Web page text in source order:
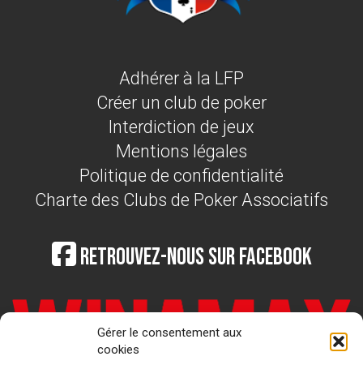
Gérer le consentement aux
cookies
Adhérer à la LFP
Créer un club de poker
Interdiction de jeux
Mentions légales
Politique de confidentialité
Charte des Clubs de Poker Associatifs
Retrouvez-nous sur Facebook